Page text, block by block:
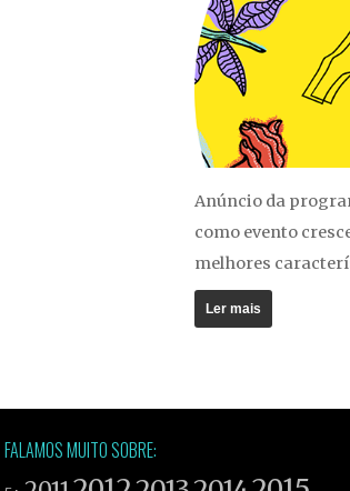
Anúncio da
como evento
melhores
Ler mais
FALAMOS MUITO SOBRE: